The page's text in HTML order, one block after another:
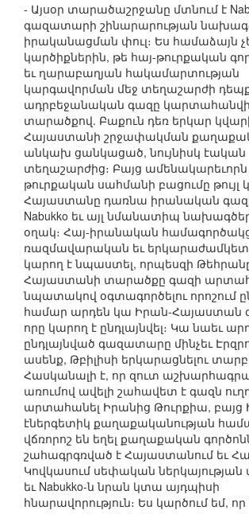
- Այսօր տարածաշրջանը մտնում է
գազատարի շինարարության
իրականացման փուլ։ Ես համաձայն
կարծիքներին, թե հայ-թուրքական
եւ ղարաբաղյան հակամարտության
կարգավորման մեջ տեղաշարժի
ադրբեջանական գազը
տարածքով. Բաքուն դեռ երկար
Հայաստանի շրջափակման
անկախ ցանկացած, նույնիսկ էական
տեղաշարժից։ Բայց ամենակարեւորն
թուրքական սահմանի բացումը թույլ
Հայաստանը դառնա իրանական
Nabukko եւ այլ նմանատիպ
օղակ։ Հայ-իրանական
ռազմավարական եւ երկարաժամկետ
կարող է նպաստել, որպեսզի
Հայաստանի տարածքը գազի
նպատակով օգտագործելու որոշում
համար արդեն կա Իրան-Հայաստան
որը կարող է ընդլայնվել։ Կա նաեւ
ընդլայնված գազատարը մինչեւ
ասենք, Թբիլիսի երկարացնելու
Հասկանալի է, որ զուտ
առումով ավելի շահավետ է գազն
արտահանել Իրանից Թուրքիա, բայց
էներգետիկ քաղաքականության
վճռորոշ են եղել քաղաքական
շահագրգռված է Հայաստանում եւ
Կովկասում սեփական ներկայության
եւ Nabukko-ն նրան կտա այդպիսի
հնարավորություն։ Ես կարծում եմ, որ